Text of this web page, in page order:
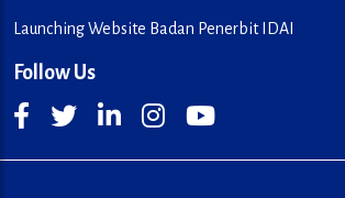
Launching Website Badan Penerbit IDAI
Follow Us